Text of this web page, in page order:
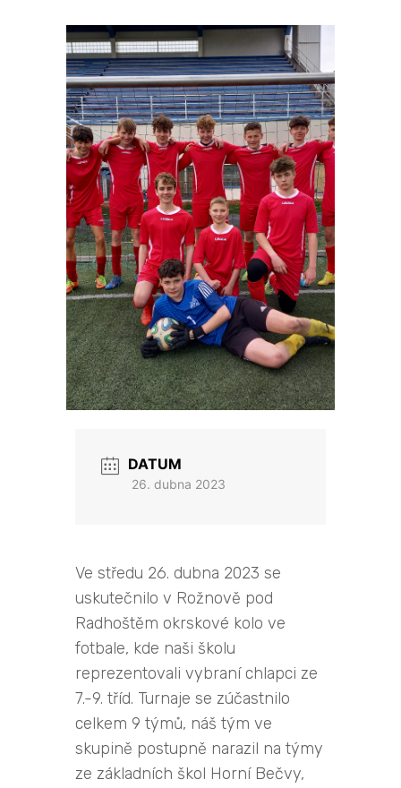
DATUM
26. dubna 2023
Ve středu 26. dubna 2023 se
uskutečnilo v Rožnově pod
Radhoštěm okrskové kolo ve
fotbale, kde naši školu
reprezentovali vybraní chlapci ze
7.-9. tříd. Turnaje se zúčastnilo
celkem 9 týmů, náš tým ve
skupině postupně narazil na týmy
ze základních škol Horní Bečvy,